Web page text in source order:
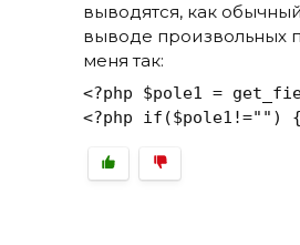
выводятся, как
выводе произвольных
меня так:
<?php $pole1 =